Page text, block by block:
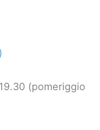
(pomeriggio